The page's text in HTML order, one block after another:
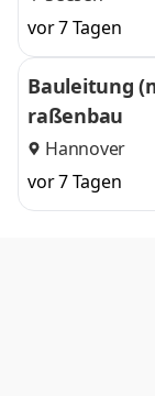
vor 7 Tagen
Bauleitung
raßenbau
Hannover
vor 7 Tagen